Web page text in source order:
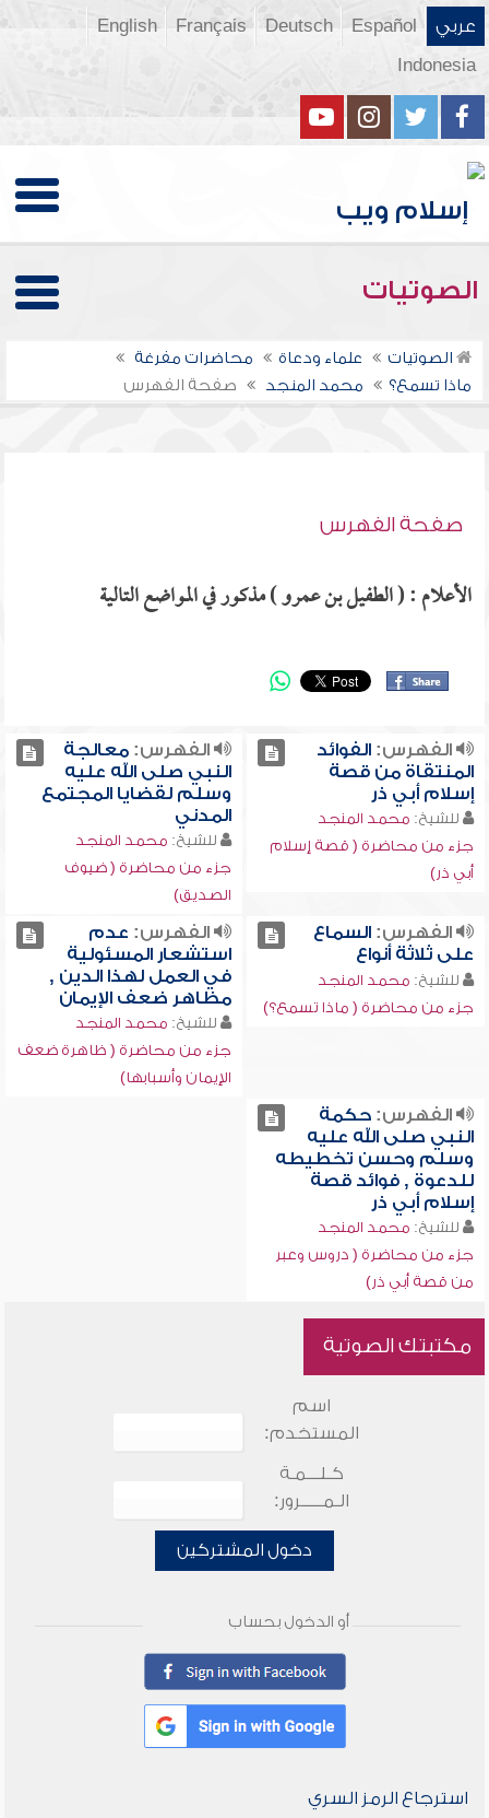
عربي Español
Deutsch
Français
English
Indonesia
الصوتيات
الصوتيات علماء ودعاة
محاضرات مفرغة
ماذا تسمع؟
محمد المنجد صفحة الفهرس
صفحة الفهرس
الأعلام : ( الطفيل بن عمرو ) مذكور في المواضع التالية
الفهرس:الفوائد
المنتقاة من قصة
إسلام أبي ذر
للشيخ: محمد المنجد
جزء من محاضرة ( قصة إسلام
أبي ذر)
الفهرس:معالجة
النبي صلى الله عليه
وسلم لقضايا المجتمع
المدني
للشيخ: محمد المنجد
جزء من محاضرة ( ضيوف
الصديق)
الفهرس:السماع
على ثلاثة أنواع
للشيخ: محمد المنجد
جزء من محاضرة ( ماذا تسمع؟)
الفهرس: عدم
استشعار المسئولية
في العمل لهذا الدين ,
مظاهر ضعف الإيمان
للشيخ: محمد المنجد
جزء من محاضرة ( ظاهرة ضعف
الإيمان وأسبابها)
الفهرس:حكمة
النبي صلى الله عليه
وسلم وحسن تخطيطه
للدعوة , فوائد قصة
إسلام أبي ذر
للشيخ: محمد المنجد
جزء من محاضرة ( دروس وعبر
من قصة أبي ذر)
مكتبتك الصوتية
اسم
المستخدم:
كـلـــمـة
الـمـــــرور:
دخول المشتركين
أو الدخول بحساب
استرجاع الرمز السري